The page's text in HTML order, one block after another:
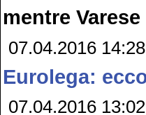
mentre
07.04.2016
Eurolega:
07.04.2016